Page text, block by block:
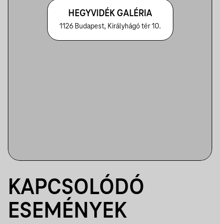
HEGYVIDÉK GALÉRIA
1126 Budapest, Királyhágó tér 10.
KAPCSOLÓDÓ
ESEMÉNYEK